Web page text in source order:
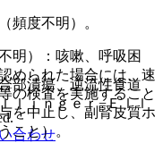
頻度不明）。
明）：咳嗽、呼吸困
められた場合には、速
の検査を実施すること
を中止し、副腎皮質ホ
こと）。
部潰瘍、逆流性食道
ｌｉｎｇｅｒ−Ｅｌｌ
合わせ